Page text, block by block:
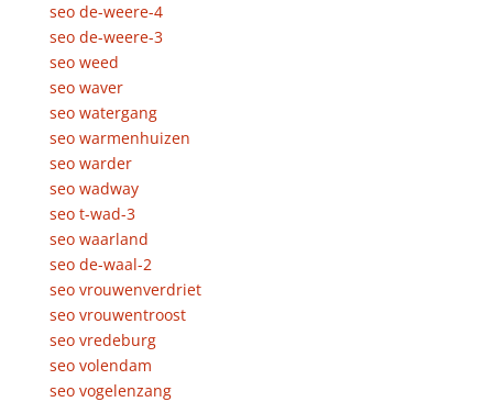
seo de-weere-4
seo de-weere-3
seo weed
seo waver
seo watergang
seo warmenhuizen
seo warder
seo wadway
seo t-wad-3
seo waarland
seo de-waal-2
seo vrouwenverdriet
seo vrouwentroost
seo vredeburg
seo volendam
seo vogelenzang